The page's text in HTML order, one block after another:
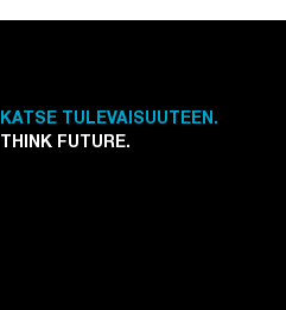
KATSE TULEVAISUUTEEN.
THINK FUTURE.